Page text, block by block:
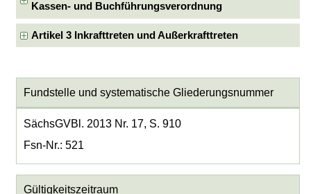
Kassen- und Buchführungsverordnung
Artikel 3 Inkrafttreten und Außerkrafttreten
Fundstelle und systematische Gliederungsnummer
SächsGVBl. 2013 Nr. 17, S. 910
Fsn-Nr.: 521
Gültigkeitszeitraum